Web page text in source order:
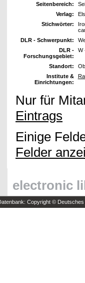
Seitenbereich:
Verlag:
Stichwörter:
DLR - Schwerpunkt:
DLR -
Forschungsgebiet:
W
Standort:
Institute &
Einrichtungen:
Nur für
Eintrags
Einige
Felder
electronic
Copyright ©